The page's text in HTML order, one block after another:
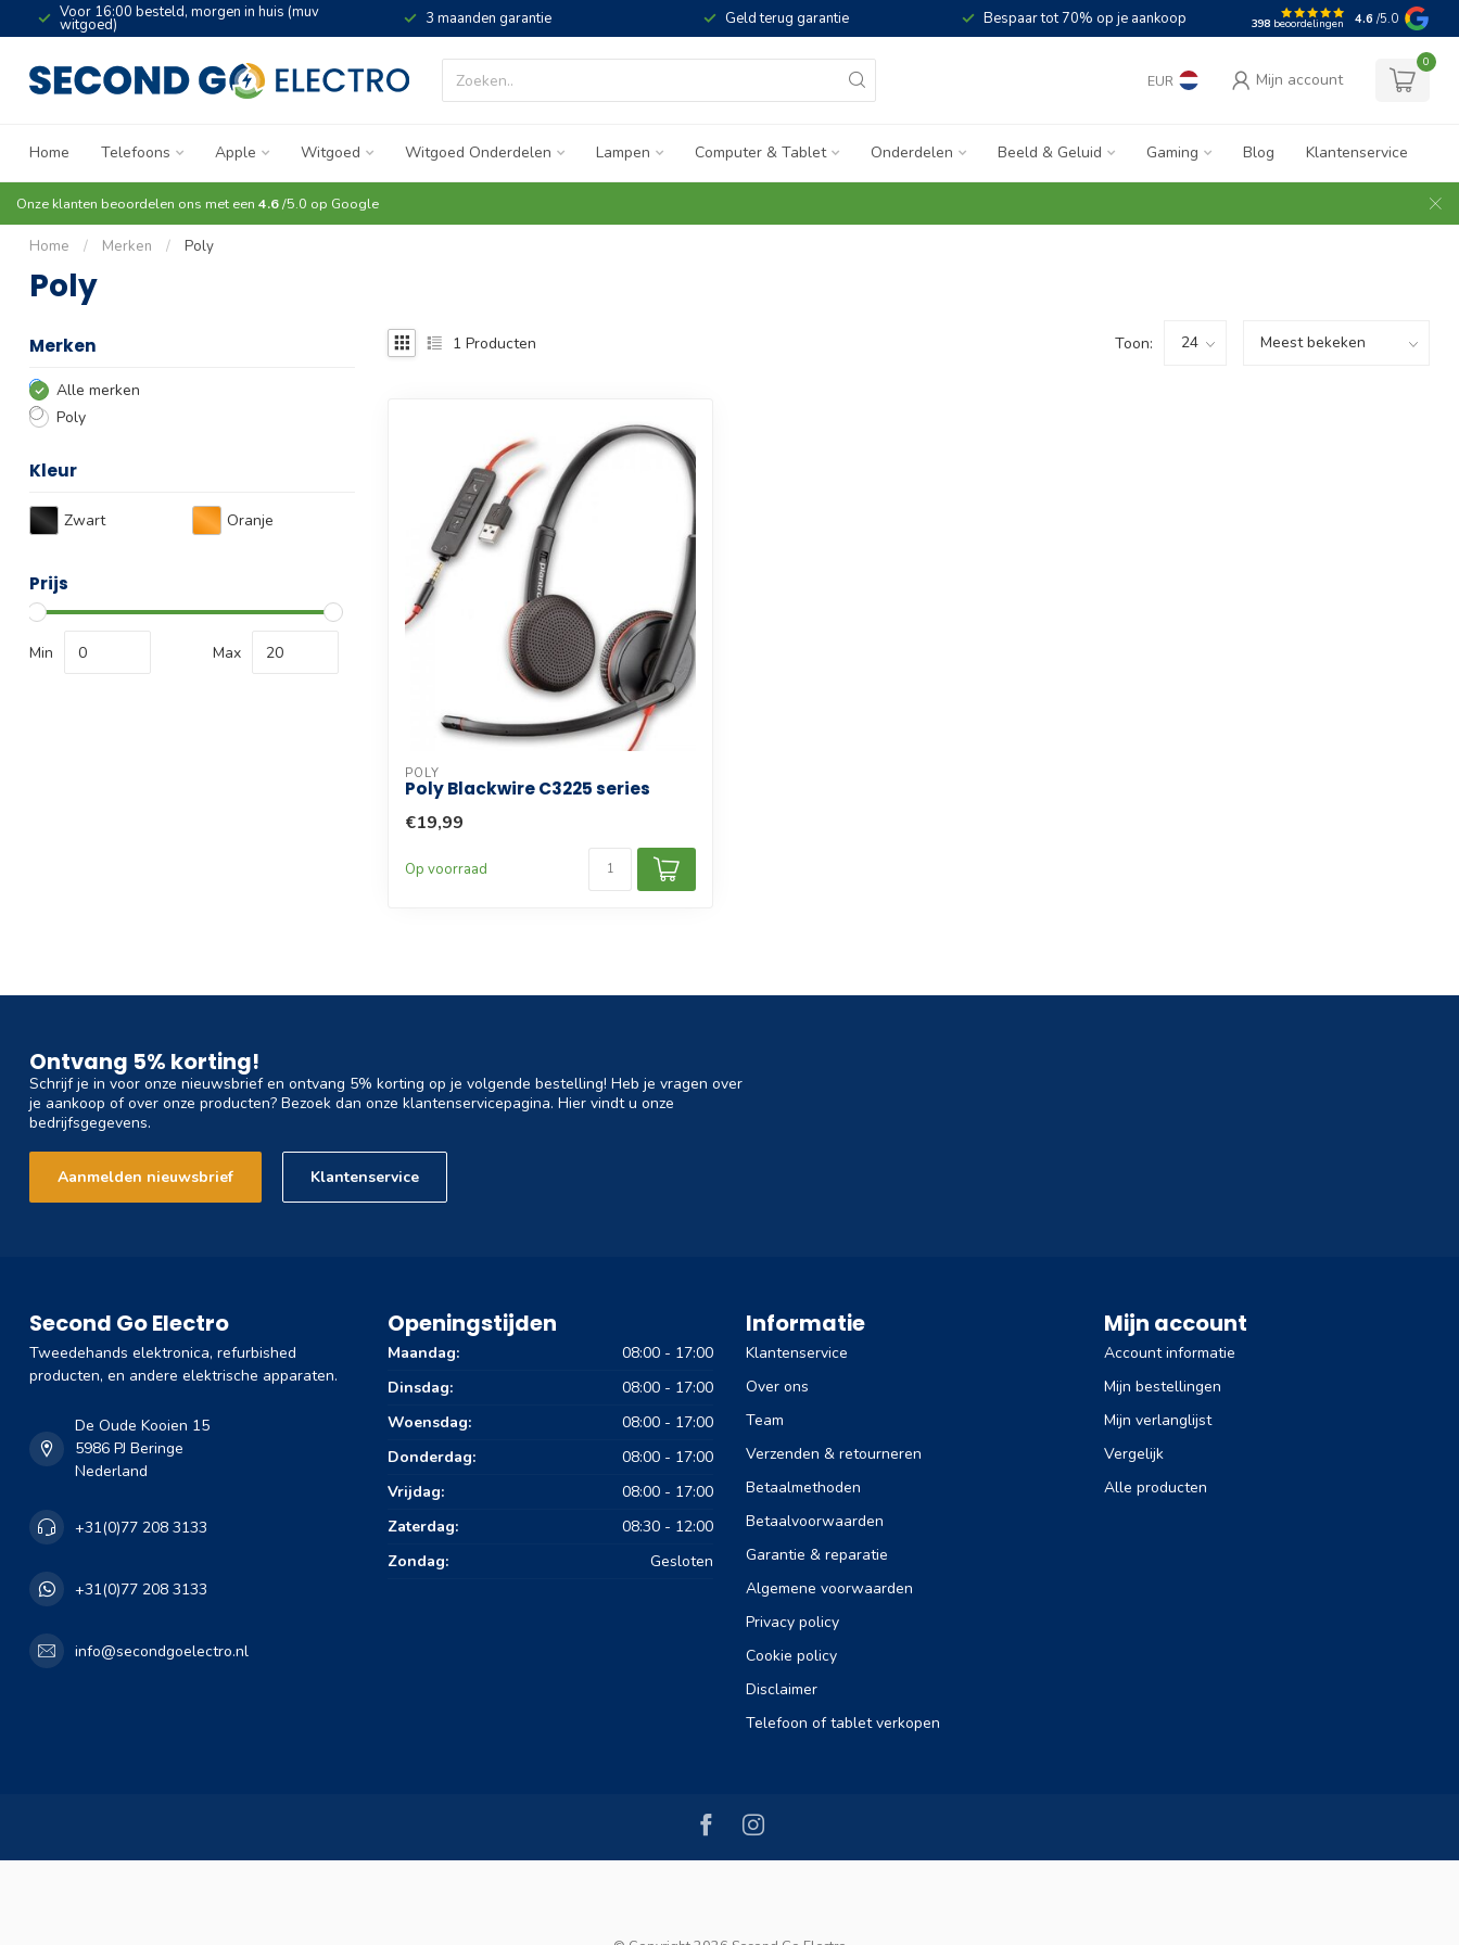
Voor 16:00 besteld, morgen in huis (muv
witgoed) 3 maanden garantie Geld terug garantie Bespaar tot 70% op je aankoop 398 beoordelingen 4.6 /5.0
EUR Mijn account
0
Home Telefoons Apple Witgoed Witgoed Onderdelen Lampen Computer & Tablet Onderdelen Beeld & Geluid Gaming Blog Klantenservice
Onze klanten beoordelen ons met een 4.6/5.0 op Google
Home / Merken / Poly
Poly
Merken
Alle merken
Poly
Kleur
Zwart Oranje
Prijs
Min Max
1 Producten Toon:
POLY
Poly Blackwire C3225 series
€19,99
Op voorraad
Ontvang 5% korting!
Schrijf je in voor onze nieuwsbrief en ontvang 5% korting op je volgende bestelling! Heb je vragen over
je aankoop of over onze producten? Bezoek dan onze klantenservicepagina. Hier vindt u onze
bedrijfsgegevens.
Aanmelden nieuwsbrief Klantenservice
Second Go Electro
Tweedehands elektronica, refurbished
producten, en andere elektrische apparaten.
De Oude Kooien 15
5986 PJ Beringe
Nederland
+31(0)77 208 3133
+31(0)77 208 3133
info@secondgoelectro.nl
Openingstijden
Maandag:
08:00 - 17:00
Dinsdag:
08:00 - 17:00
Woensdag:
08:00 - 17:00
Donderdag:
08:00 - 17:00
Vrijdag:
08:00 - 17:00
Zaterdag:
08:30 - 12:00
Zondag:
Gesloten
Informatie
Klantenservice
Over ons
Team
Verzenden & retourneren
Betaalmethoden
Betaalvoorwaarden
Garantie & reparatie
Algemene voorwaarden
Privacy policy
Cookie policy
Disclaimer
Telefoon of tablet verkopen
Mijn account
Account informatie
Mijn bestellingen
Mijn verlanglijst
Vergelijk
Alle producten